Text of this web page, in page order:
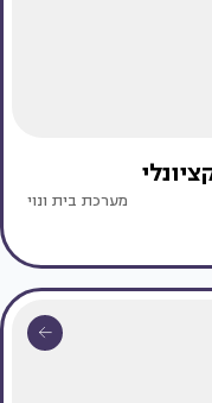
מערכת בית ונוי